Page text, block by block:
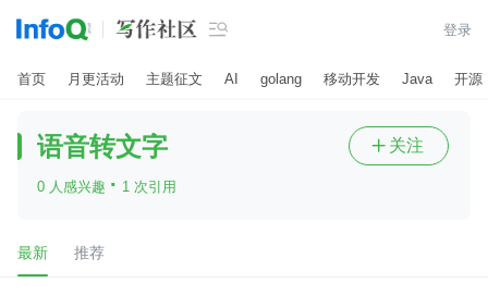
 登录
首页 月更活动 主题征文 AI golang 移动开发 Java 开源
语音转文字
0 人感兴趣 · 1 次引用
 关注
最新 推荐